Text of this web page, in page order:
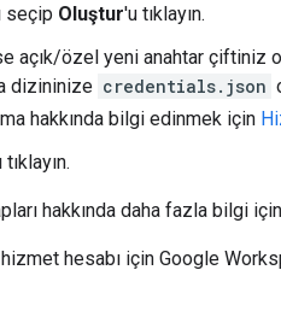
seçip Oluştur'u tıklayın.
açık/özel yeni anahtar çiftiniz
dizininize credentials.json
hakkında bilgi edinmek için
tıklayın.
hakkında daha fazla bilgi
hizmet hesabı için Google